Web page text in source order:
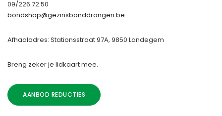
09/226.72.50
bondshop@gezinsbonddrongen.be
Afhaaladres: Stationsstraat 97A, 9850 Landegem
Breng zeker je lidkaart mee.
AANBOD REDUCTIES